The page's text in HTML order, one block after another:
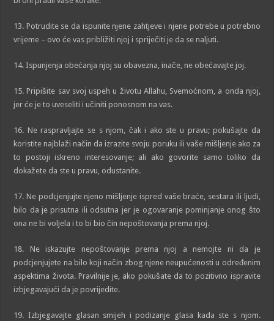
13. Potrudite se da ispunite njene zahtjeve i njene potrebe u potrebno
vrijeme – ovo će vas približiti njoj i spriječiti je da se naljuti.
14. Ispunjenja obećanja njoj su obavezna, inače, ne obećavajte joj.
15. Pripišite sav svoj uspeh u životu Allahu, Svemoćnom, a onda njoj,
jer će je to uveseliti i učiniti ponosnom na vas.
16. Ne raspravljajte se s njom, čak i ako ste u pravu; pokušajte da
koristite najblaži način da izrazite svoju poruku ili vaše mišljenje ako za
to postoji iskreno interesovanje; ali ako govorite samo toliko da
dokažete da ste u pravu, odustanite.
17. Ne podcjenjujte njeno mišljenje ispred vaše braće, sestara ili ljudi,
bilo da je prisutna ili odsutna jer je ogovaranje pominjanje onog što
ona ne bi voljela i to bi bio čin nepoštovanja prema njoj.
18. Ne iskazujte nepoštovanje prema njoj a nemojte ni da je
podcjenjujete na bilo koji način zbog njene neupućenosti u određenim
aspektima života. Pravilnije je, ako pokušate da to pozitivno ispravite
izbjegavajući da je povrijedite.
19. Izbjegavajte glasan smijeh i podizanje glasa kada ste s njom.